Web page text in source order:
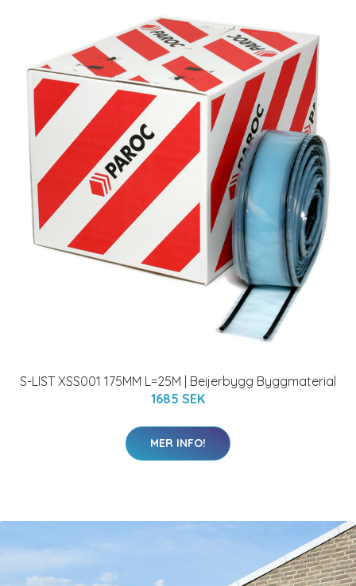
S-LIST XSS001 175MM L=25M | Beijerbygg Byggmaterial
1685 SEK
MER INFO!